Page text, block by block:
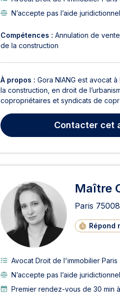
N’accepte pas l’aide
Compétences : Annulation de vente
de la construction
À propos : Gora NIANG est avocat
la construction, en droit de
copropriétaires et syndicats de
Contacter cet
Maître
Paris 75008
Répond
Avocat Droit de l'immobilier Paris
N’accepte pas l’aide
Premier rendez-vous de 30 min